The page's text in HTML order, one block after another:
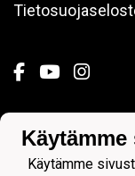
Powered by
Käytämme